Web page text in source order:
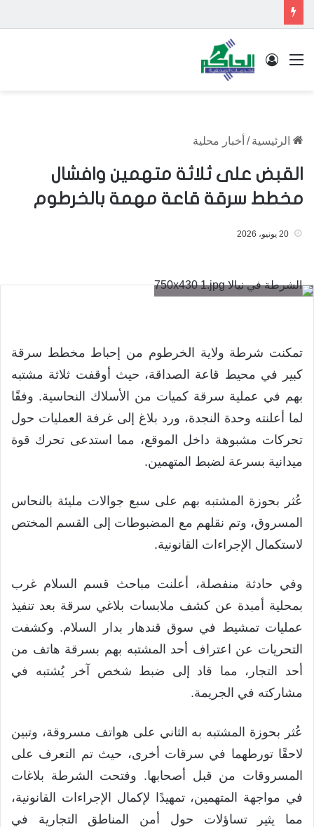
القائمة تسجيل الدخول
الرئيسية / أخبار محلية
القبض على ثلاثة متهمين وافشال
مخطط سرقة قاعة مهمة بالخرطوم
20 يونيو، 2026
تمكنت شرطة ولاية الخرطوم من إحباط مخطط سرقة
كبير في محيط قاعة الصداقة، حيث أوقفت ثلاثة مشتبه
بهم في عملية سرقة كميات من الأسلاك النحاسية. وفقًا
لما أعلنته وحدة النجدة، ورد بلاغ إلى غرفة العمليات حول
تحركات مشبوهة داخل الموقع، مما استدعى تحرك قوة
ميدانية بسرعة لضبط المتهمين.
عُثر بحوزة المشتبه بهم على سبع جوالات مليئة بالنحاس
المسروق، وتم نقلهم مع المضبوطات إلى القسم المختص
لاستكمال الإجراءات القانونية.
وفي حادثة منفصلة، أعلنت مباحث قسم السلام غرب
بمحلية أمبدة عن كشف ملابسات بلاغي سرقة بعد تنفيذ
عمليات تمشيط في سوق قندهار بدار السلام. وكشفت
التحريات عن اعتراف أحد المشتبه بهم بسرقة هاتف من
أحد التجار، مما قاد إلى ضبط شخص آخر يُشتبه في
مشاركته في الجريمة.
عُثر بحوزة المشتبه به الثاني على هواتف مسروقة، وتبين
لاحقًا تورطهما في سرقات أخرى، حيث تم التعرف على
المسروقات من قبل أصحابها. وفتحت الشرطة بلاغات
في مواجهة المتهمين، تمهيدًا لإكمال الإجراءات القانونية،
مما يثير تساؤلات حول أمن المناطق التجارية في